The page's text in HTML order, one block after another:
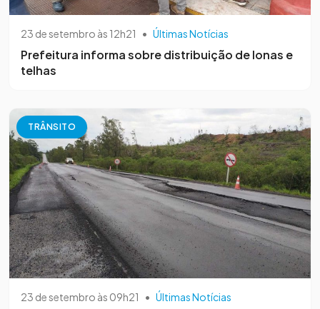
23 de setembro às 12h21 • Últimas Notícias
Prefeitura informa sobre distribuição de lonas e
telhas
TRÂNSITO
23 de setembro às 09h21 • Últimas Notícias